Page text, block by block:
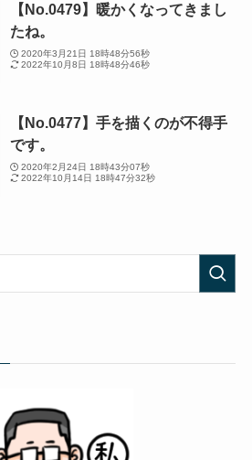
【No.0479】暖かくなってきまし
たね。
2020年3月21日 18時48分56秒
2022年10月8日 18時48分46秒
【No.0477】手を描くのが不得手
です。
2020年2月24日 18時43分07秒
2022年10月14日 18時47分32秒